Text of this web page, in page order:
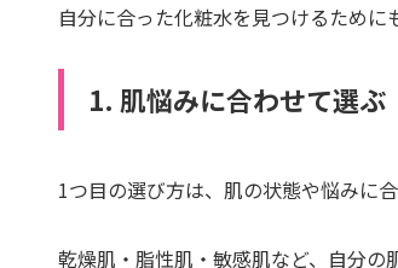
自分に合った化粧水を見つけるために
1. 肌悩みに合わせて選ぶ
1つ目の選び方は、肌の状態や悩みに
乾燥肌・脂性肌・敏感肌など、自分